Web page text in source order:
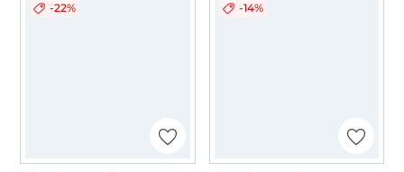
-22% -14%